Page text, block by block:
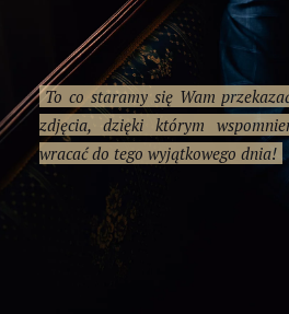
To co staramy się Wam
zdjęcia, dzięki którym
wracać do tego wyjątkowego dnia!